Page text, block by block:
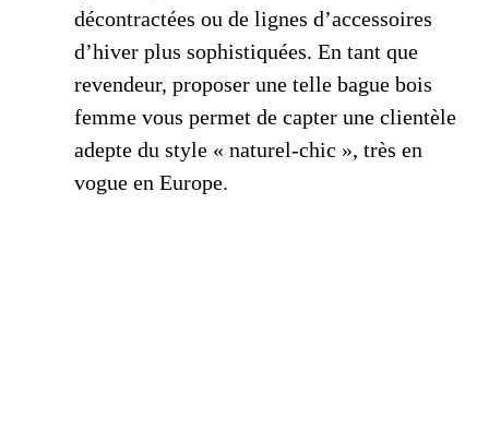
décontractées ou de lignes d’accessoires
d’hiver plus sophistiquées. En tant que
revendeur, proposer une telle bague bois
femme vous permet de capter une clientèle
adepte du style « naturel-chic », très en
vogue en Europe.